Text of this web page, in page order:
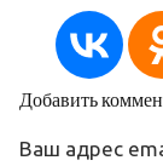
Добавить
Ваш адрес